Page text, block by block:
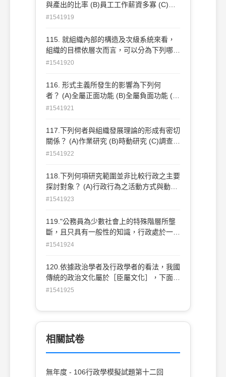
與產出的比率 (B)員工工作薪資多寡 (C)成
本及時間 (D)產出的公平性分配
#1541919
115. 就組織內部的構造及次級系統來看，
組織的目標依層次而言，可以分為下列哪三
大項？ (A)社會目標、管理目標、技術目
產量目標、品質目標、服務目標 (D)總目
標、分目標、個人目標
#1541920
116. 形式主義所發生的影響為下列何
者？ (A)全屬正面功能 (B)全屬負面功能 (C)
視環境而定 (D)無法區分功能
#1541921
117.下列何者與組織發展理論的形成有密切
關係？ (A)作業研究 (B)時動研究 (C)調查研
究與回饋方法 (D)辦公室自動化
#1541922
118.下列何項研究範圍並非比較行政之主要
探討對象？ (A)行政行為之活動方式與動
機 (B)行政制度的生態背景 (C)行政機關的
#1541923
119."公務員為少數社會上的特殊階層所壟
斷，且只具有一般性的知識，行政處於一種
習慣性的狀態，這是何種類型的行政？ (A)
政 (D)工業型行政
#1541924
120.依據政治學者及行政學者的看法，我國
傳統的政治文化屬於［臣屬文化］，下面哪
一項是其政治活動的特徵？ (A)參與取
#1541925
相關試卷
無年度 - 106行政學模擬試題第十二回